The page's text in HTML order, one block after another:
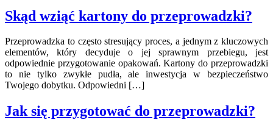
Skąd wziąć kartony do przeprowadzki?
Przeprowadzka to często stresujący proces, a jednym z kluczowych
elementów, który decyduje o jej sprawnym przebiegu, jest
odpowiednie przygotowanie opakowań. Kartony do przeprowadzki
to nie tylko zwykłe pudła, ale inwestycja w bezpieczeństwo
Twojego dobytku. Odpowiedni […]
Jak się przygotować do przeprowadzki?